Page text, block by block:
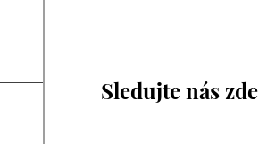
Sledujte nás zde